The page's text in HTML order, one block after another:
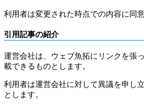
利用者は変更された時点での内容に同
引用記事の紹介
運営会社は、ウェブ魚拓にリンクを張
載できるものとします。
利用者は運営会社に対して異議を申し
とします。